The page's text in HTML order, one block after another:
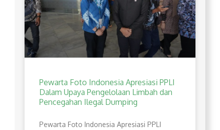
Pewarta Foto Indonesia Apresiasi PPLI
Dalam Upaya Pengelolaan Limbah dan
Pencegahan Ilegal Dumping
Pewarta Foto Indonesia Apresiasi PPLI